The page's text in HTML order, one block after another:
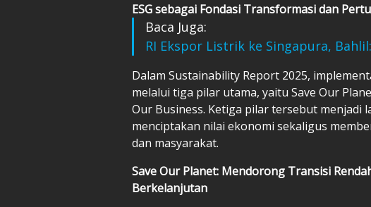
ESG sebagai Fondasi Transformasi dan
Baca Juga:
RI Ekspor Listrik ke Singapura,
Dalam Sustainability Report 2025,
melalui tiga pilar utama, yaitu Save Our
Our Business. Ketiga pilar tersebut menjadi
menciptakan nilai ekonomi sekaligus
dan masyarakat.
Save Our Planet: Mendorong Transisi
Berkelanjutan